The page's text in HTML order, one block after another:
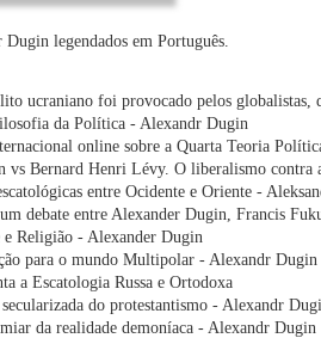
legendados em Português.
ucraniano foi provocado pelos globalistas,
da Política - Alexandr Dugin
online sobre a Quarta Teoria
vs Bernard Henri Lévy. O liberalismo contra
entre Ocidente e Oriente -
debate entre Alexander Dugin, Francis
Religião - Alexander Dugin
para o mundo Multipolar - Alexandr Dugin
a Escatologia Russa e Ortodoxa
do protestantismo - Alexandr
da realidade demoníaca - Alexandr Dugin